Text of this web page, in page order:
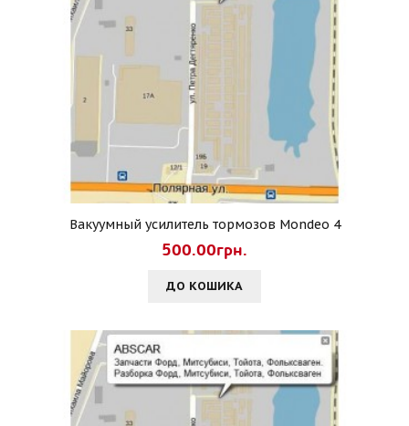
Вакуумный усилитель тормозов Mondeo 4
500.00грн.
ДО КОШИКА